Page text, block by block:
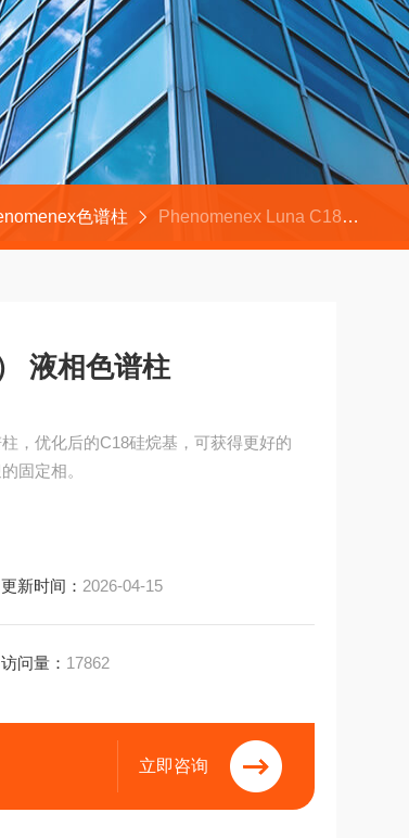
色谱柱 Phenomenex Luna C18（2） 液相色谱柱
液相色谱柱
，优化后的C18硅烷基，可获得更好的
固定相。
更新时间： 2026-04-15
访问量： 17862
立即咨询